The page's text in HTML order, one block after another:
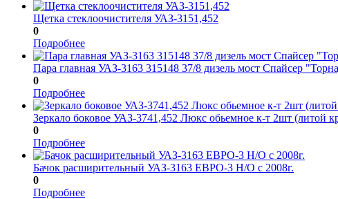
Щетка стеклоочистителя УАЗ-3151,452
0
Подробнее
Пара главная УАЗ-3163 315148 37/8 дизель мост Спайсер
0
Подробнее
Зеркало боковое УАЗ-3741,452 Люкс обьемное к-т 2шт (литой
0
Подробнее
Бачок расширительный УАЗ-3163 ЕВРО-3 Н/О с 2008г.
0
Подробнее